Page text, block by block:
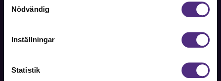
Dock har vi lagt in anonymisering av IP-adress i
förhållande till Google Analytics. Du godkänner våra
cookies vid fortsatt användande av vår webbplats.
Nödvändig
Inställningar
Statistik
Kontakta oss på SRAT med frågor om ditt medlemskap
08-442 44 60